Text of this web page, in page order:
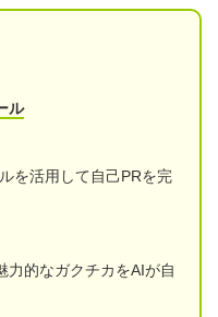
ル
を活用して自己PRを完
力的なガクチカをAIが自